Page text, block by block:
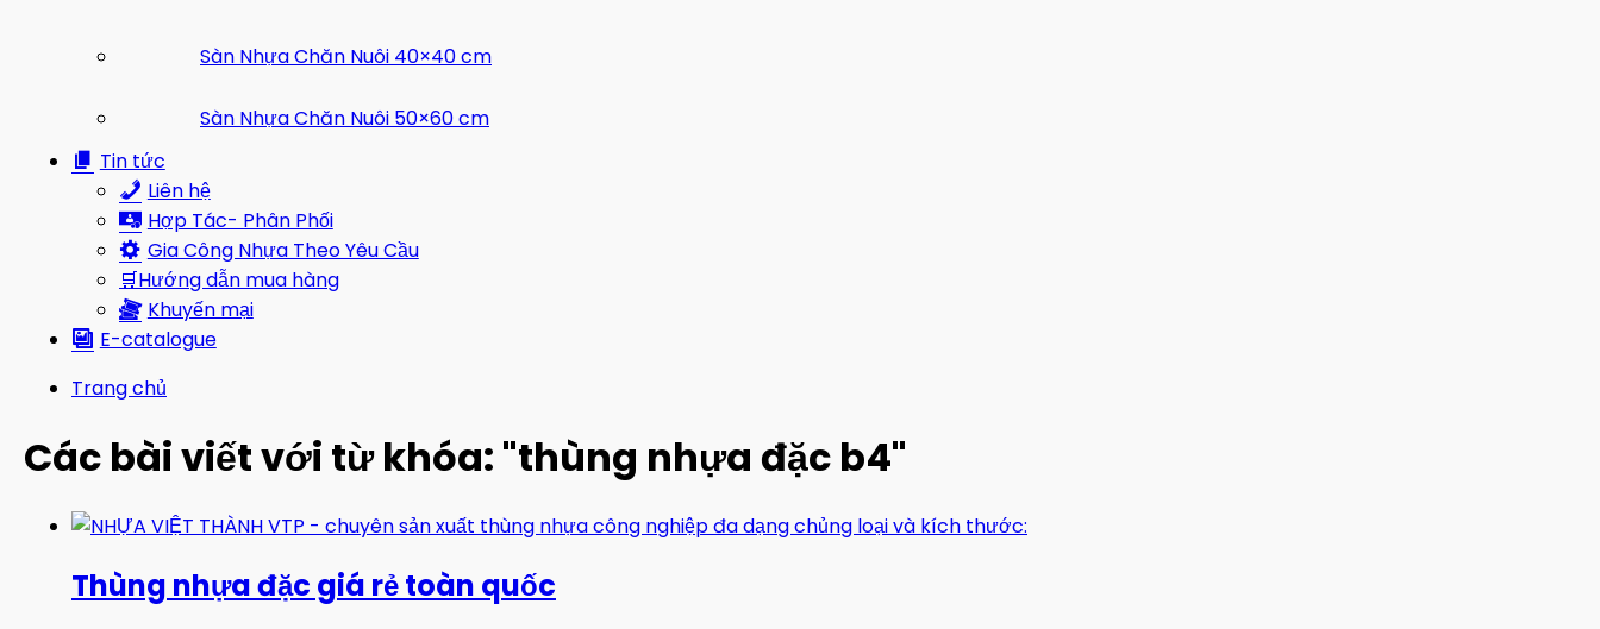
Sàn Nhựa Chăn Nuôi 40×40 cm
Sàn Nhựa Chăn Nuôi 50×60 cm
Tin tức
Liên hệ
Hợp Tác- Phân Phối
Gia Công Nhựa Theo Yêu Cầu
🛒Hướng dẫn mua hàng
Khuyến mại
E-catalogue
Trang chủ
Các bài viết với từ khóa: "thùng nhựa đặc b4"
Thùng nhựa đặc giá rẻ toàn quốc